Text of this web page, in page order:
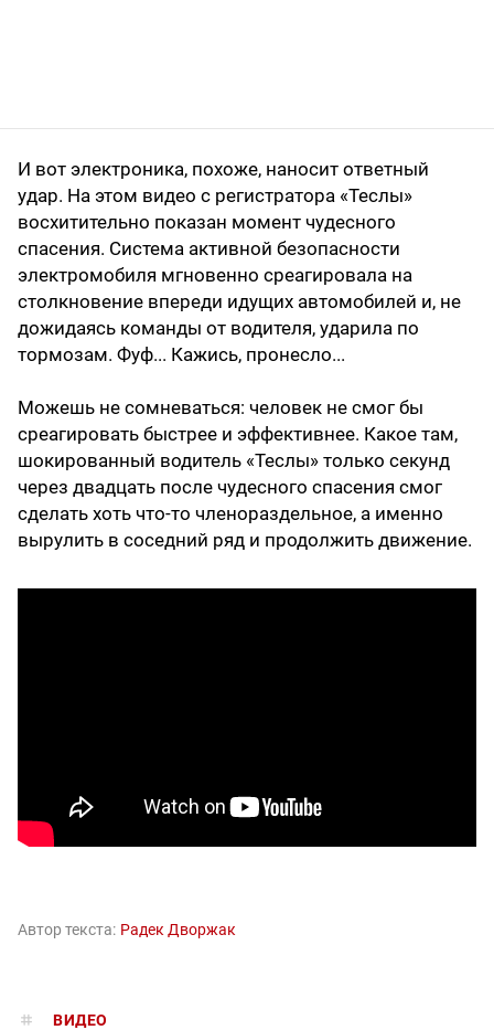
И вот электроника, похоже, наносит ответный
удар. На этом видео с регистратора «Теслы»
восхитительно показан момент чудесного
спасения. Система активной безопасности
электромобиля мгновенно среагировала на
столкновение впереди идущих автомобилей и, не
дожидаясь команды от водителя, ударила по
тормозам. Фуф... Кажись, пронесло...
Можешь не сомневаться: человек не смог бы
среагировать быстрее и эффективнее. Какое там,
шокированный водитель «Теслы» только секунд
через двадцать после чудесного спасения смог
сделать хоть что-то членораздельное, а именно
вырулить в соседний ряд и продолжить движение.
Автор текста: Радек Дворжак
ВИДЕО